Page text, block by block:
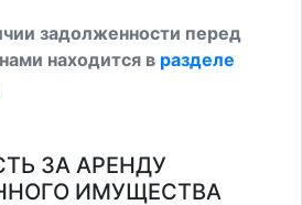
задолженности перед
находится в разделе
ЗА АРЕНДУ
ИМУЩЕСТВА